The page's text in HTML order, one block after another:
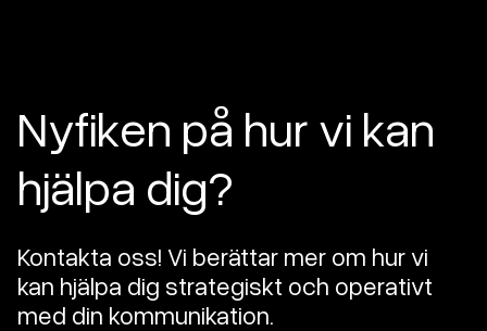
Nyfiken på hur vi kan
hjälpa dig?
Kontakta oss! Vi berättar mer om hur vi
kan hjälpa dig strategiskt och operativt
med din kommunikation.